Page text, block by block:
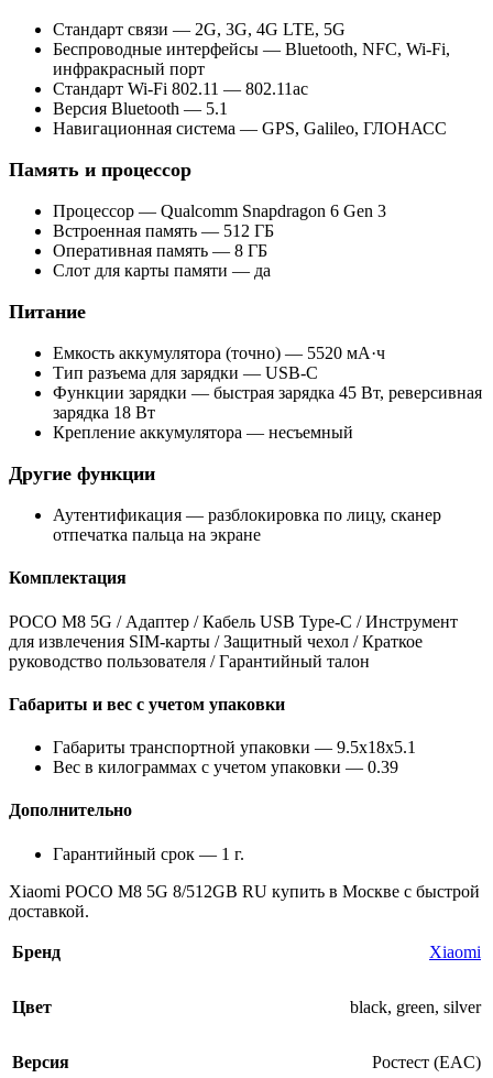
Стандарт связи — 2G, 3G, 4G LTE, 5G
Беспроводные интерфейсы — Bluetooth, NFC, Wi-Fi,
инфракрасный порт
Стандарт Wi-Fi 802.11 — 802.11ac
Версия Bluetooth — 5.1
Навигационная система — GPS, Galileo, ГЛОНАСС
Память и процессор
Процессор — Qualcomm Snapdragon 6 Gen 3
Встроенная память — 512 ГБ
Оперативная память — 8 ГБ
Слот для карты памяти — да
Питание
Емкость аккумулятора (точно) — 5520 мА·ч
Тип разъема для зарядки — USB-C
Функции зарядки — быстрая зарядка 45 Вт, реверсивная
зарядка 18 Вт
Крепление аккумулятора — несъемный
Другие функции
Аутентификация — разблокировка по лицу, сканер
отпечатка пальца на экране
Комплектация
POCO M8 5G / Адаптер / Кабель USB Type-C / Инструмент
для извлечения SIM-карты / Защитный чехол / Краткое
руководство пользователя / Гарантийный талон
Габариты и вес с учетом упаковки
Габариты транспортной упаковки — 9.5x18x5.1
Вес в килограммах с учетом упаковки — 0.39
Дополнительно
Гарантийный срок — 1 г.
Xiaomi POCO M8 5G 8/512GB RU купить в Москве с быстрой
доставкой.
Бренд Xiaomi
Цвет black, green, silver
Версия Ростест (EAC)